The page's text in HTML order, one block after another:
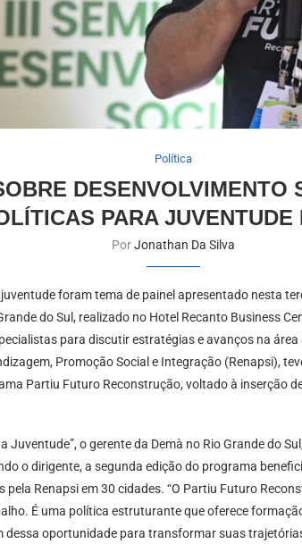
Política
DESENVOLVIMENTO
PARA JUVENTUDE
PorJonathan Da Silva
foram tema de painel apresentado nesta
do Sul, realizado no Hotel Recanto Business
para discutir estratégias e avanços na
Promoção Social e Integração (Renapsi),
Partiu Futuro Reconstrução, voltado à inserção
Juventude”, o gerente da Demà no Rio Grande do
o dirigente, a segunda edição do programa
Renapsi em 30 cidades. “O Partiu Futuro
É uma política estruturante que oferece
dessa oportunidade para transformar suas